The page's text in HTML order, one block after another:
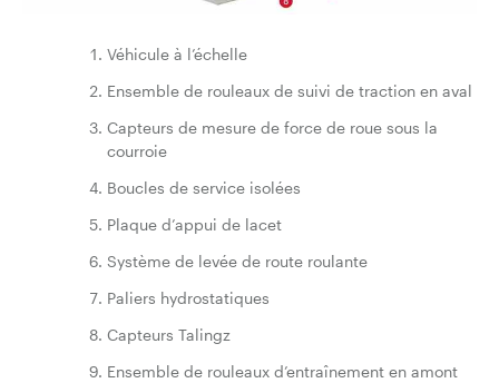
Véhicule à l’échelle
Ensemble de rouleaux de suivi de traction en aval
Capteurs de mesure de force de roue sous la
courroie
Boucles de service isolées
Plaque d’appui de lacet
Système de levée de route roulante
Paliers hydrostatiques
Capteurs Talingz
Ensemble de rouleaux d’entraînement en amont